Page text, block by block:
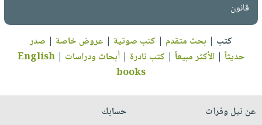
قانون
كتب | بحث متقدم | كتب صوتية | عروض خاصة | صدر
حديثاً |الأكثر مبيعاً | كتب نادرة |أبحاث ودراسات |
English
books
عن نيل وفرات
حسابك